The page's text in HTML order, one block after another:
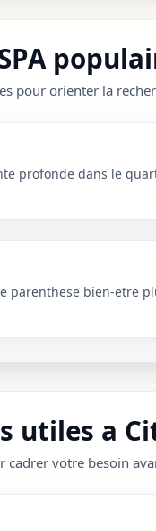
pour orienter la
profonde dans le
parenthese bien-etre
utiles a
cadrer votre besoin